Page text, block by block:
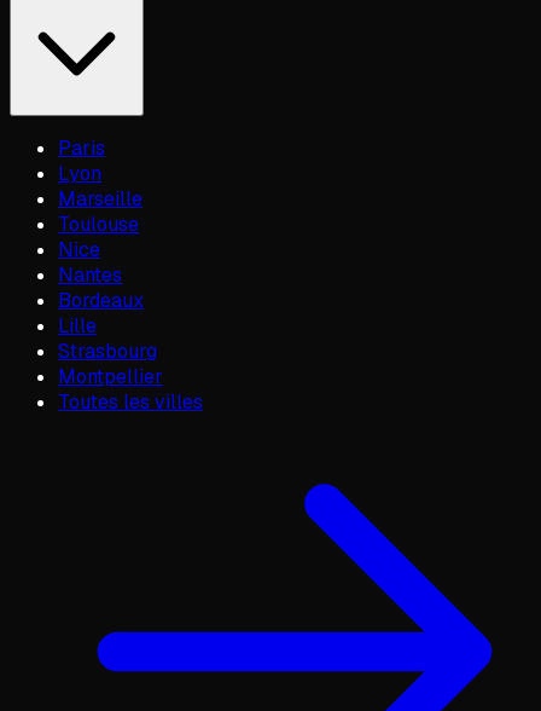
Paris
Lyon
Marseille
Toulouse
Nice
Nantes
Bordeaux
Lille
Strasbourg
Montpellier
Toutes les villes